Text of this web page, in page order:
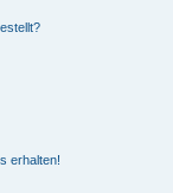
erhalten!